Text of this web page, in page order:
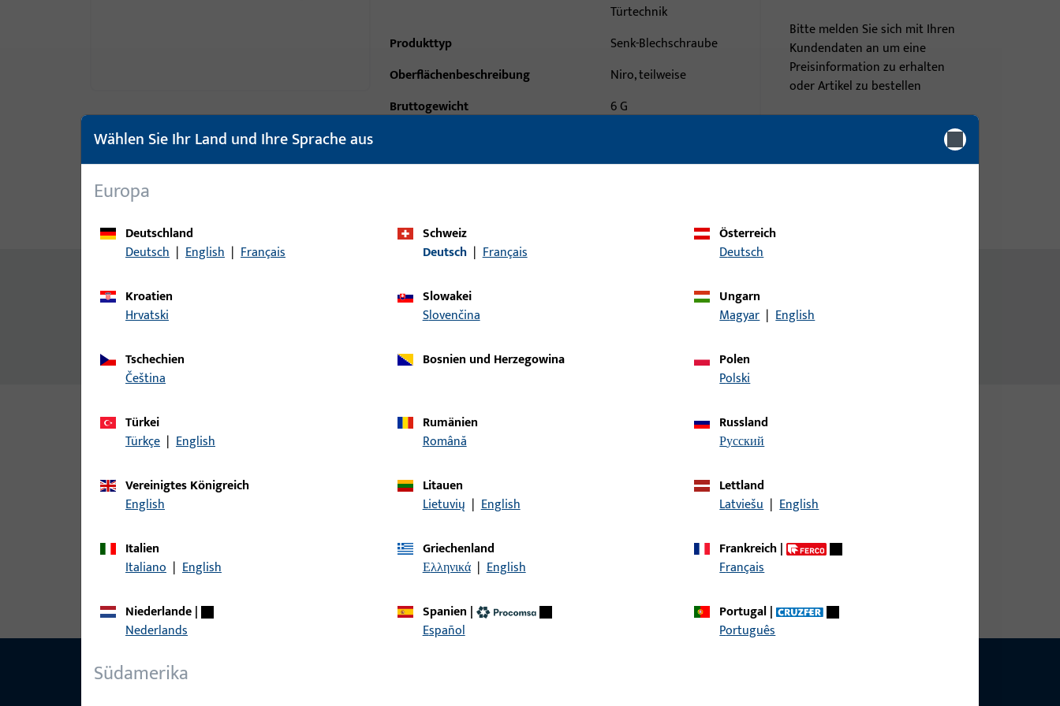
Türtechnik
Produkttyp
Senk-Blechschraube
Oberflächenbeschreibung
Niro, teilweise
Bruttogewicht
6 G
Mindestbestelleinheit
1 ST
Bitte melden Sie sich mit Ihren
Kundendaten an um eine
Preisinformation zu erhalten
oder Artikel zu bestellen
Produktbeschreibung
Technische Daten
DIN 7982 = austauschbar mit ISO 7050
Senk-Blechschraube DIN7982/21184 4,8 x L
Varianten
9-13089-60-R-1 | Senk-Blechschraube | Senkblechschr. DIN7982–4.8x60-C-
H
Senk-Blechschraube, Gewindeart Blechschraubengewinde,
Gewindedurchmesser 4,8 mm, Nennlänge 60 mm, Antrieb Kreuzschlitz
Wählen Sie Ihr Land und Ihre Sprache aus
Europa
Deutschland
Deutsch | English | Français
Schweiz
Deutsch | Français
Österreich
Deutsch
Kroatien
Hrvatski
Slowakei
Slovenčina
Ungarn
Magyar | English
Tschechien
čeština
Bosnien und Herzegowina
Polen
Polski
Türkei
Türkçe | English
Rumänien
Română
Russland
русский
Vereinigtes Königreich
English
Litauen
Lietuvių | English
Lettland
Latviešu | English
Italien
Italiano | English
Griechenland
Ελληνικά | English
Frankreich|
Français
Niederlande|
Nederlands
Spanien |
Español
Portugal|
Português
Südamerika